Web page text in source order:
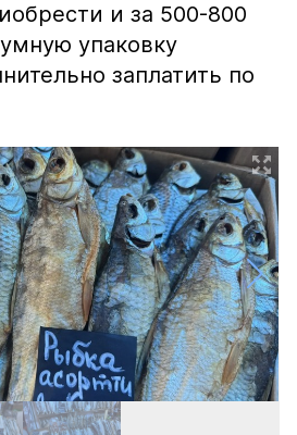
и за 500-800
упаковку
заплатить по